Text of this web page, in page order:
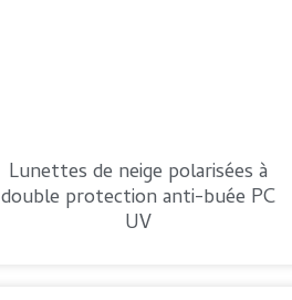
Lunettes de neige polarisées à
double protection anti-buée PC
UV